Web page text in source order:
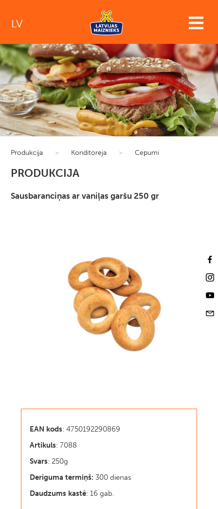
LV
Produkcija > Konditoreja > Cepumi
PRODUKCIJA
Sausbaranciņas ar vaniļas garšu 250 gr
EAN kods: 4750192290869
Artikuls: 7088
Svars: 250g
Derīguma termiņš: 300 dienas
Daudzums kastē: 16 gab.